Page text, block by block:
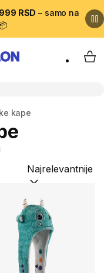
RSD – samo na
My
kape
Sortiraj po: